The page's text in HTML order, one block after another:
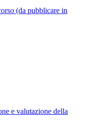
(da pubblicare in
e valutazione della